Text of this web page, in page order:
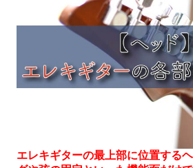
エレキギターの最上部に位置する